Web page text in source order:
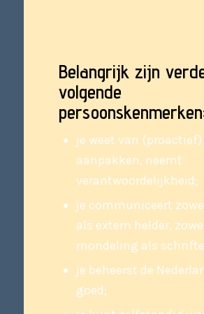
Belangrijk zijn
volgende
je weet van (proactief)
aanpakken, neemt
verantwoordelijkheid;
je communiceert
als extern helder,
mondeling als
je beheerst de
goed;